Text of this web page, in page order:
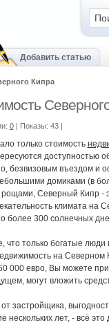
Добавить статью
Кипра
0 | Показы: 43 |
только стоимость
доступностью
безвизовым въездом
домиками (в
Северный Кипр -
климата на
300 солнечных
только богатые
на
000 евро, Вы можете
могут вложить
застройщика,
нескольких лет, - всё